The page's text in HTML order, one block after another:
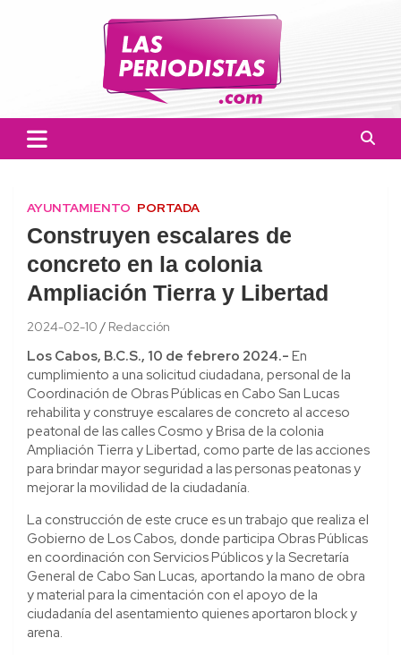
Las Periodistas
informado a la población.
AYUNTAMIENTO PORTADA
Construyen escalares de
concreto en la colonia
Ampliación Tierra y Libertad
2024-02-10 Redacción
Los Cabos, B.C.S., 10 de febrero 2024.- En
cumplimiento a una solicitud ciudadana, personal de la
Coordinación de Obras Públicas en Cabo San Lucas
rehabilita y construye escalares de concreto al acceso
peatonal de las calles Cosmo y Brisa de la colonia
Ampliación Tierra y Libertad, como parte de las acciones
para brindar mayor seguridad a las personas peatonas y
mejorar la movilidad de la ciudadanía.
La construcción de este cruce es un trabajo que realiza el
Gobierno de Los Cabos, donde participa Obras Públicas
en coordinación con Servicios Públicos y la Secretaría
General de Cabo San Lucas, aportando la mano de obra
y material para la cimentación con el apoyo de la
ciudadanía del asentamiento quienes aportaron block y
arena.